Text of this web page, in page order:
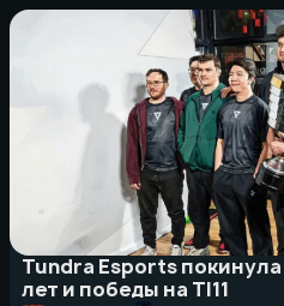
Tundra Esports
лет и победы на TI11